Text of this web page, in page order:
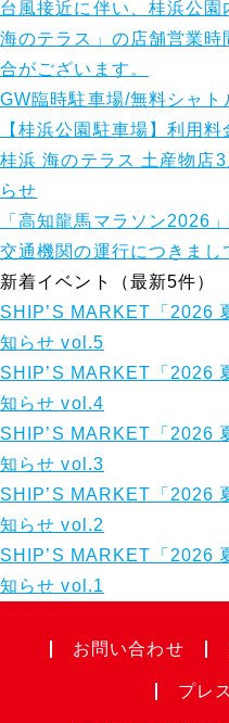
台風接近に伴い、桂浜公
海のテラス」の店舗営業
合がございます。
GW臨時駐車場/無料シャト
【桂浜公園駐車場】利用
桂浜 海のテラス 土産物店
らせ
「高知龍馬マラソン2026
交通機関の運行につきまし
新着イベント（最新5件）
SHIP’S MARKET「2026
知らせ vol.5
SHIP’S MARKET「2026
知らせ vol.4
SHIP’S MARKET「2026
知らせ vol.3
SHIP’S MARKET「2026
知らせ vol.2
SHIP’S MARKET「2026
知らせ vol.1
お問い合わせ
プレ